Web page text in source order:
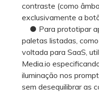
contraste (como
exclusivamente a
● Para prototipar
paletas listadas,
voltada para SaaS,
Media.io
iluminação nos
sem desequilibrar as